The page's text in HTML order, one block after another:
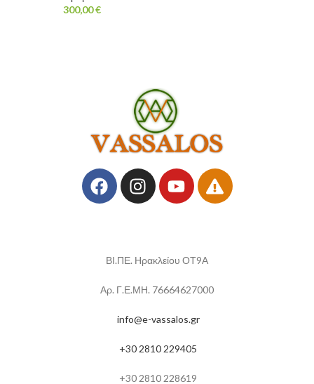
300,00€
ΒΙ.ΠΕ. Ηρακλείου ΟΤ9Α
Αρ. Γ.Ε.ΜΗ. 76664627000
info@e-vassalos.gr
+30 2810 229405
+30 2810 228619